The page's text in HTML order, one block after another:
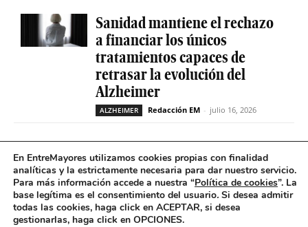
Sanidad mantiene el rechazo
a financiar los únicos
tratamientos capaces de
retrasar la evolución del
Alzheimer
ALZHEIMER Redacción EM - julio 16, 2026
La geriatría reclama más
peso en el sistema sanitario
ante el envejecimiento récord
de la población española
GERIATRÍA Redacción EM
En EntreMayores utilizamos cookies propias con finalidad
analíticas y la estrictamente necesaria para dar nuestro servicio.
Para más información accede a nuestra “Política de cookies”. La
base legítima es el consentimiento del usuario. Si desea admitir
todas las cookies, haga click en ACEPTAR, si desea
gestionarlas, haga click en OPCIONES.